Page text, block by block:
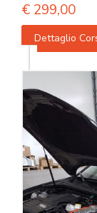
€ 299,00
Dettaglio